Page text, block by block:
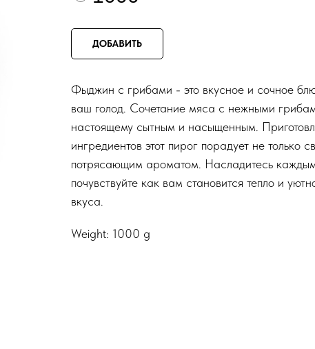
ДОБАВИТЬ
Фыджин с грибами - это вкусное и сочное
ваш голод. Сочетание мяса с нежными
настоящему сытным и насыщенным.
ингредиентов этот пирог порадует не только
потрясающим ароматом. Насладитесь
почувствуйте как вам становится тепло и
вкуса.
Weight: 1000 g